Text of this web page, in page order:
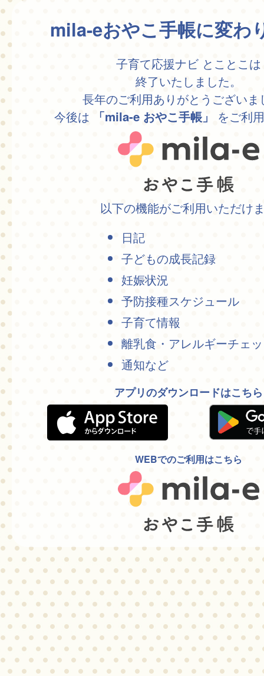
mila-eおやこ手帳に変わ
子育て応援ナビ とことこは
終了いたしました。
長年のご利用ありがとうございま
今後は
「mila-e おやこ手帳」 をご利
以下の機能がご利用いただけ
日記
子どもの成長記録
妊娠状況
予防接種スケジュール
子育て情報
離乳食・アレルギーチェ
通知など
アプリのダウンロードはこちら
WEBでのご利用はこちら